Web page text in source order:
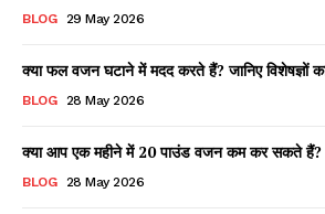
BLOG 29 May 2026
क्या फल वजन घटाने में मदद करते हैं? जानिए विशेषज्ञों
BLOG 28 May 2026
क्या आप एक महीने में 20 पाउंड वजन कम कर सकते हैं?
BLOG 28 May 2026